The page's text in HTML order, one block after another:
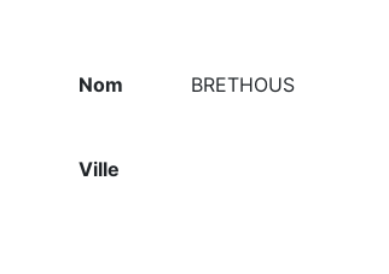
Nom BRETHOUS
Ville